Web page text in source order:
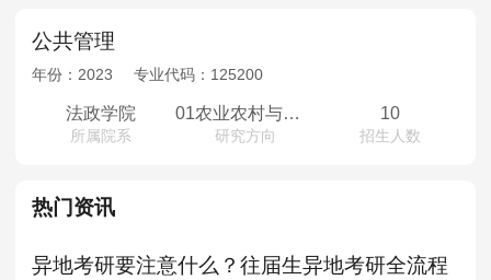
公共管理
年份： 2023 专业代码： 125200
法政学院
所属院系
01农业农村与自然资源管理；02地方政府治理；03基层干部人事管理
研究方向
10
招生人数
热门资讯
异地考研要注意什么？往届生异地考研全流程